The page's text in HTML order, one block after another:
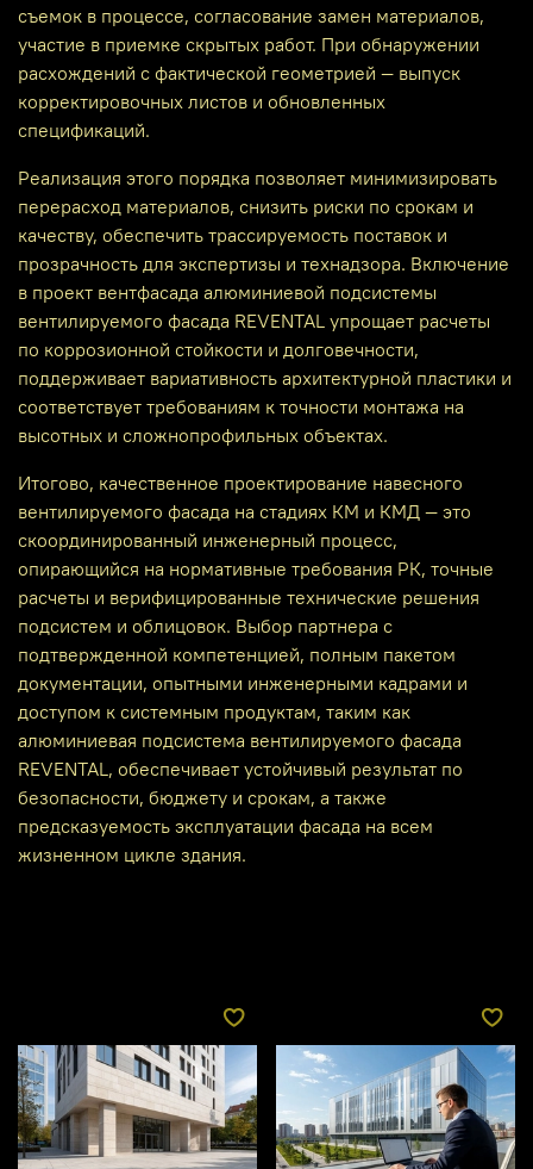
съемок в процессе, согласование замен материалов,
участие в приемке скрытых работ. При обнаружении
расхождений с фактической геометрией — выпуск
корректировочных листов и обновленных
спецификаций.
Реализация этого порядка позволяет минимизировать
перерасход материалов, снизить риски по срокам и
качеству, обеспечить трассируемость поставок и
прозрачность для экспертизы и технадзора. Включение
в проект вентфасада алюминиевой подсистемы
вентилируемого фасада REVENTAL упрощает расчеты
по коррозионной стойкости и долговечности,
поддерживает вариативность архитектурной пластики и
соответствует требованиям к точности монтажа на
высотных и сложнопрофильных объектах.
Итогово, качественное проектирование навесного
вентилируемого фасада на стадиях КМ и КМД — это
скоординированный инженерный процесс,
опирающийся на нормативные требования РК, точные
расчеты и верифицированные технические решения
подсистем и облицовок. Выбор партнера с
подтвержденной компетенцией, полным пакетом
документации, опытными инженерными кадрами и
доступом к системным продуктам, таким как
алюминиевая подсистема вентилируемого фасада
REVENTAL, обеспечивает устойчивый результат по
безопасности, бюджету и срокам, а также
предсказуемость эксплуатации фасада на всем
жизненном цикле здания.